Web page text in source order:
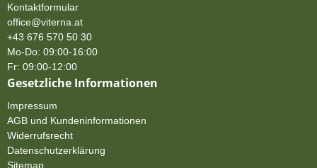
Kontaktformular
office@viterna.at
+43 676 570 50 30
Mo-Do: 09:00-16:00
Fr: 09:00-12:00
Gesetzliche Informationen
Impressum
AGB und Kundeninformationen
Widerrufsrecht
Datenschutzerklärung
Sitemap